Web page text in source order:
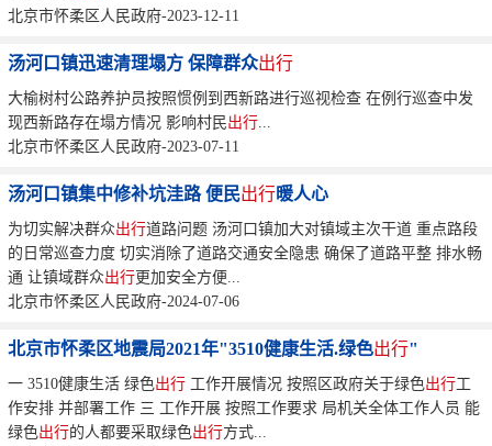
北京市怀柔区人民政府-2023-12-11
汤河口镇迅速清理塌方 保障群众出行
大榆树村公路养护员按照惯例到西新路进行巡视检查 在例行巡查中发
现西新路存在塌方情况 影响村民出行
北京市怀柔区人民政府-2023-07-11
汤河口镇集中修补坑洼路 便民出行暖人心
为切实解决群众出行道路问题 汤河口镇加大对镇域主次干道 重点路段
的日常巡查力度 切实消除了道路交通安全隐患 确保了道路平整 排水畅
通 让镇域群众出行更加安全方便...
北京市怀柔区人民政府-2024-07-06
北京市怀柔区地震局2021年"3510健康生活.绿色出行"
一 3510健康生活 绿色出行 工作开展情况 按照区政府关于绿色出行工
作安排 并部署工作 三 工作开展 按照工作要求 局机关全体工作人员 能
绿色出行的人都要采取绿色出行方式...